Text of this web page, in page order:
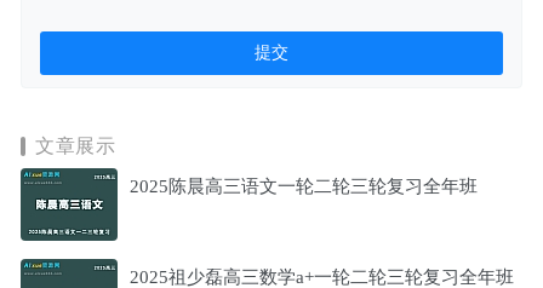
文章展示
2025陈晨高三语文一轮二轮三轮复习全年班
2025祖少磊高三数学a+一轮二轮三轮复习全年班